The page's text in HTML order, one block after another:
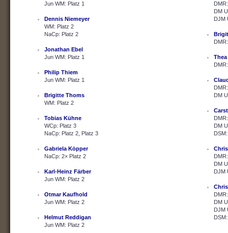
Jun WM: Platz 1
Dennis Niemeyer
WM: Platz 2
NaCp: Platz 2
Jonathan Ebel
Jun WM: Platz 1
Philip Thiem
Jun WM: Platz 1
Brigitte Thoms
WM: Platz 2
Tobias Kühne
WCp: Platz 3
NaCp: Platz 2, Platz 3
Gabriela Köpper
NaCp: 2× Platz 2
Karl-Heinz Färber
Jun WM: Platz 2
Otmar Kaufhold
Jun WM: Platz 2
Helmut Reddigan
Jun WM: Platz 2
DM
DJM
DM
DM
DM
DJM
DM
DJM